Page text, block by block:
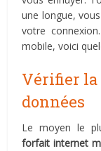
une longue,
votre
mobile, voici
Vérifier la
données
Le moyen le
forfait internet